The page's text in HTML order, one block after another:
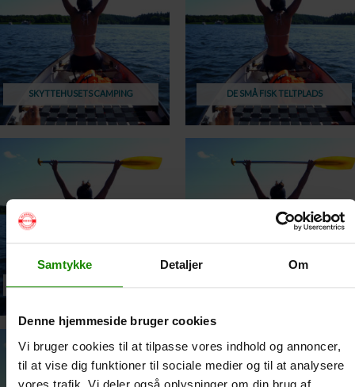
Samtykke Detaljer Om
Denne hjemmeside bruger cookies
Vi bruger cookies til at tilpasse vores indhold og annoncer,
til at vise dig funktioner til sociale medier og til at analysere
vores trafik. Vi deler også oplysninger om din brug af
SKYTTEHUSETS CAMPING DE SMÅ FISK TELTPLADS
SILKEBORG HAVN / SILKEBORG